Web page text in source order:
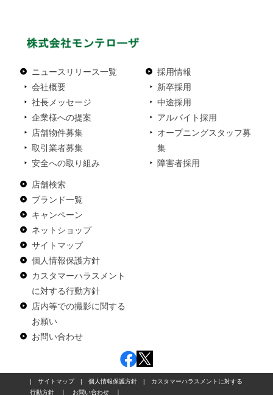
ニュースリリース一覧
会社概要
社長メッセージ
企業様への提案
店舗物件募集
取引業者募集
安全への取り組み
採用情報
新卒採用
中途採用
アルバイト採用
オープニングスタッフ募
集
障害者採用
店舗検索
ブランド一覧
キャンペーン
ネットショップ
サイトマップ
個人情報保護方針
カスタマーハラスメント
に対する行動方針
店内等での撮影に関する
お願い
お問い合わせ
| サイトマップ| 個人情報保護方針|
カスタマーハラスメントに対する
行動方針｜ お問い合わせ｜